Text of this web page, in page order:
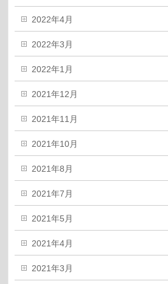
2022年4月
2022年3月
2022年1月
2021年12月
2021年11月
2021年10月
2021年8月
2021年7月
2021年5月
2021年4月
2021年3月